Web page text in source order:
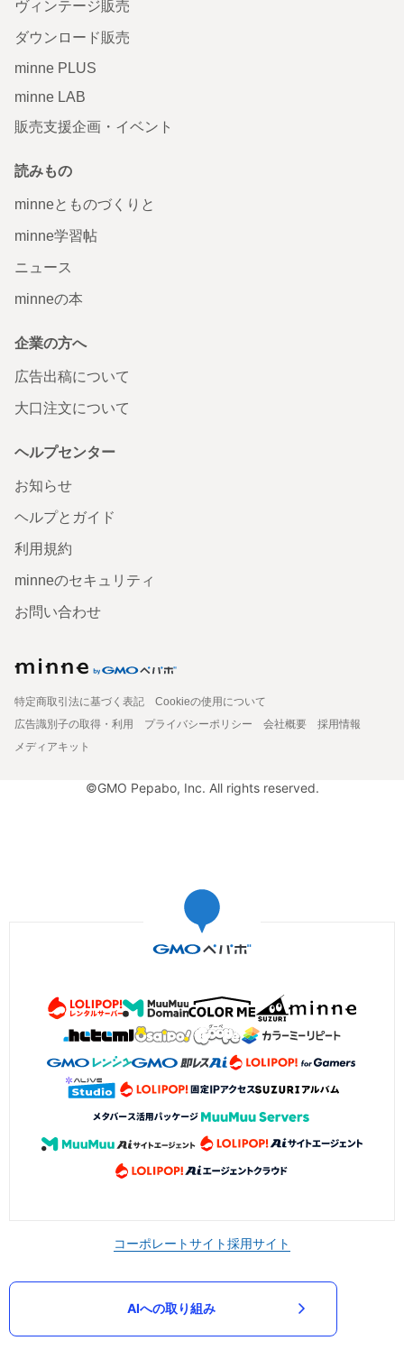
ヴィンテージ販売
ダウンロード販売
minne PLUS
minne LAB
販売支援企画・イベント
読みもの
minneとものづくりと
minne学習帖
ニュース
minneの本
企業の方へ
広告出稿について
大口注文について
ヘルプセンター
お知らせ
ヘルプとガイド
利用規約
minneのセキュリティ
お問い合わせ
特定商取引法に基づく表記
Cookieの使用について
広告識別子の取得・利用
プライバシーポリシー 会社概要
採用情報
メディアキット
©GMO Pepabo, Inc. All rights reserved.
コーポレートサイト採用サイト
AIへの取り組み